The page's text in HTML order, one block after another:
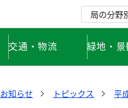
局の分野
交通・物流 緑地・景
お知らせ トピックス 平